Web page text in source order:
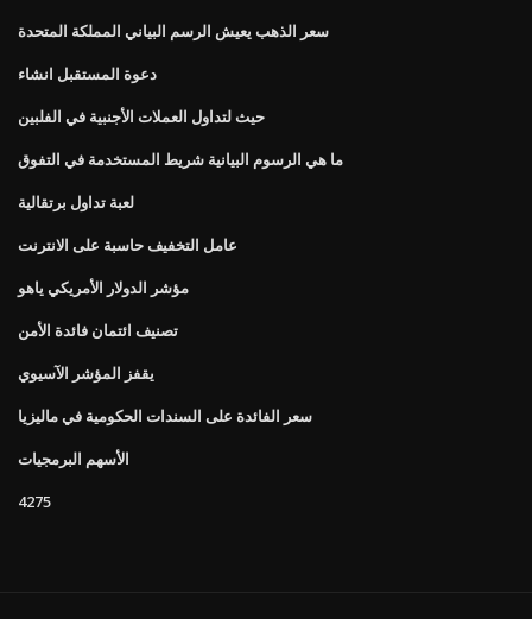
سعر الذهب يعيش الرسم البياني المملكة المتحدة
دعوة المستقبل انشاء
حيث لتداول العملات الأجنبية في الفلبين
ما هي الرسوم البيانية شريط المستخدمة في التفوق
لعبة تداول برتقالية
عامل التخفيف حاسبة على الانترنت
مؤشر الدولار الأمريكي ياهو
تصنيف ائتمان فائدة الأمن
يقفز المؤشر الآسيوي
سعر الفائدة على السندات الحكومية في ماليزيا
الأسهم البرمجيات
4275